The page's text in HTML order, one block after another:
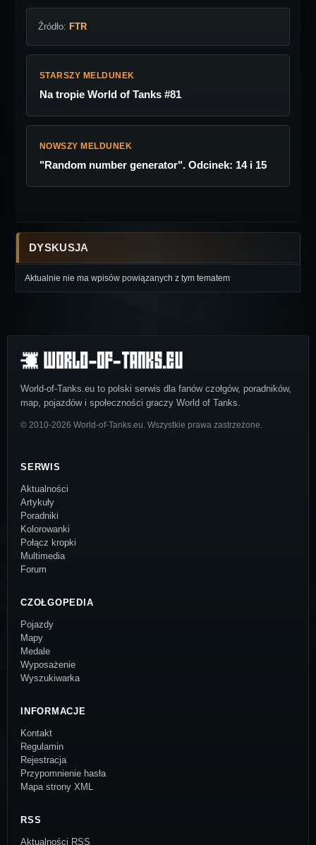
Źródło: FTR
STARSZY MELDUNEK
Na tropie World of Tanks #81
NOWSZY MELDUNEK
"Random number generator". Odcinek: 14 i 15
DYSKUSJA
Aktualnie nie ma wpisów powiązanych z tym tematem
World-of-Tanks.eu to polski serwis dla fanów czołgów, poradników,
map, pojazdów i społeczności graczy World of Tanks.
© 2010-2026 World-of-Tanks.eu. Wszystkie prawa zastrzeżone.
SERWIS
Aktualności
Artykuły
Poradniki
Kolorowanki
Połącz kropki
Multimedia
Forum
CZOŁGOPEDIA
Pojazdy
Mapy
Medale
Wyposażenie
Wyszukiwarka
INFORMACJE
Kontakt
Regulamin
Rejestracja
Przypomnienie hasła
Mapa strony XML
RSS
Aktualności RSS